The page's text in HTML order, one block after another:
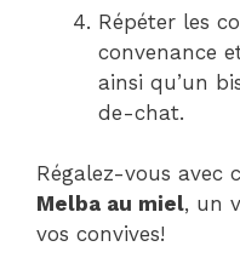
Répéter les
convenance
ainsi qu’un
de-chat.
Régalez-vous avec
Melba au miel, un
vos convives!